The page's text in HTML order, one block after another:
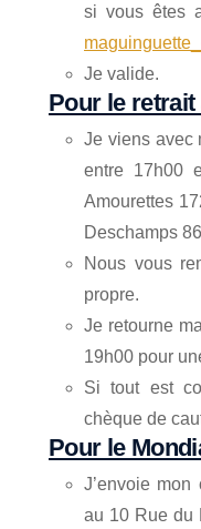
si vous êtes
Je valide.
Pour le
Je viens avec
entre 17h00
Amourettes
Deschamps
Nous vous
propre.
Je retourne
19h00 pour
Si tout est
chèque de
Pour le
J’envoie
au 10 Rue du